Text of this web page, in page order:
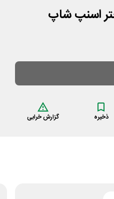
ذخیره گزارش خرابی